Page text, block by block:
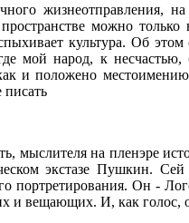
жизнеотправления,
можно
культура. Об
мой народ, к
и положено
писать
мыслителя на пленэре
экстазе Пушкин.
портретирования. Он -
и вещающих. И, как голос,